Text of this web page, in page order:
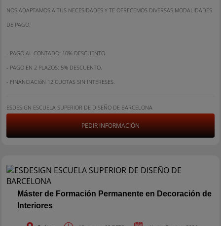
NOS ADAPTAMOS A TUS NECESIDADES Y TE OFRECEMOS DIVERSAS MODALIDADES
DE PAGO:
- PAGO AL CONTADO: 10% DESCUENTO.
- PAGO EN 2 PLAZOS: 5% DESCUENTO.
- FINANCIACIóN 12 CUOTAS SIN INTERESES.
ESDESIGN ESCUELA SUPERIOR DE DISEÑO DE BARCELONA
PEDIR INFORMACIÓN
Máster de Formación Permanente en Decoración de
Interiores